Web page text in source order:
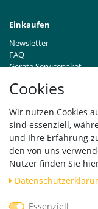
Cookies
Wir nutzen Cookies
sind essenziell,
und Ihre Erfahrung
den von uns
Nutzer finden Sie
Essenziell
Einkaufen
Newsletter
FAQ
Geräte Servicepaket
Händleranfragen B2B
Widerrufsrecht
Vertrag widerrufen
Versand